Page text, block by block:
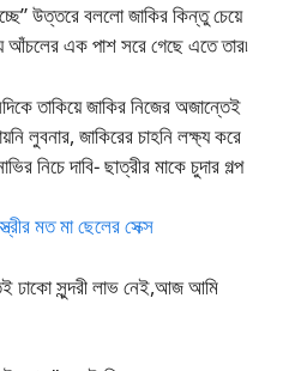
উত্তরে বললো জাকির কিন্তু চেয়ে
এক পাশ সরে গেছে এতে তার৷
তাকিয়ে জাকির নিজের অজান্তেই
লুবনার, জাকিরের চাহনি লক্ষ্য করে
নিচে দাবি- ছাত্রীর মাকে চুদার গল্প
মত মা ছেলের সেক্স
ঢাকো সুন্দরী লাভ নেই,আজ আমি